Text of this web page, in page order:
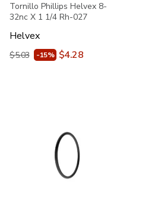
Tornillo Phillips Helvex 8-
32nc X 1 1/4 Rh-027
Helvex
$5.03 -15% $4.28